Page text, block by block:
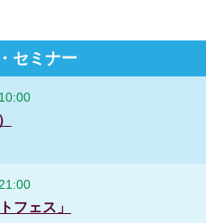
セミナー
10:00
21:00
フェス」